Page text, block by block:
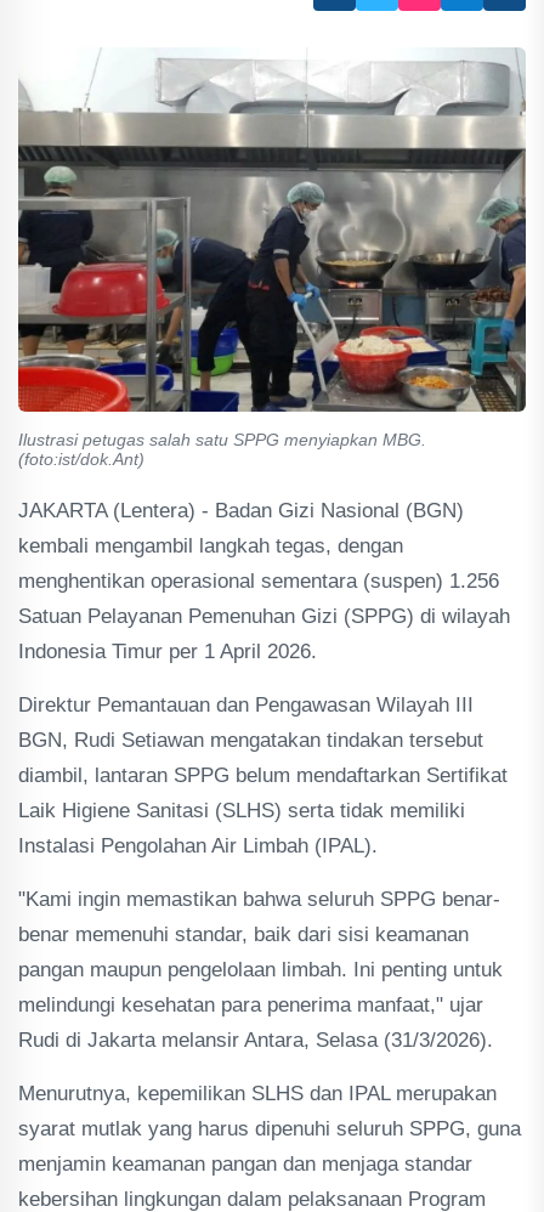
Ilustrasi petugas salah satu SPPG menyiapkan MBG.
(foto:ist/dok.Ant)
JAKARTA (Lentera) - Badan Gizi Nasional (BGN)
kembali mengambil langkah tegas, dengan
menghentikan operasional sementara (suspen) 1.256
Satuan Pelayanan Pemenuhan Gizi (SPPG) di wilayah
Indonesia Timur per 1 April 2026.
Direktur Pemantauan dan Pengawasan Wilayah III
BGN, Rudi Setiawan mengatakan tindakan tersebut
diambil, lantaran SPPG belum mendaftarkan Sertifikat
Laik Higiene Sanitasi (SLHS) serta tidak memiliki
Instalasi Pengolahan Air Limbah (IPAL).
"Kami ingin memastikan bahwa seluruh SPPG benar-
benar memenuhi standar, baik dari sisi keamanan
pangan maupun pengelolaan limbah. Ini penting untuk
melindungi kesehatan para penerima manfaat," ujar
Rudi di Jakarta melansir Antara, Selasa (31/3/2026).
Menurutnya, kepemilikan SLHS dan IPAL merupakan
syarat mutlak yang harus dipenuhi seluruh SPPG, guna
menjamin keamanan pangan dan menjaga standar
kebersihan lingkungan dalam pelaksanaan Program